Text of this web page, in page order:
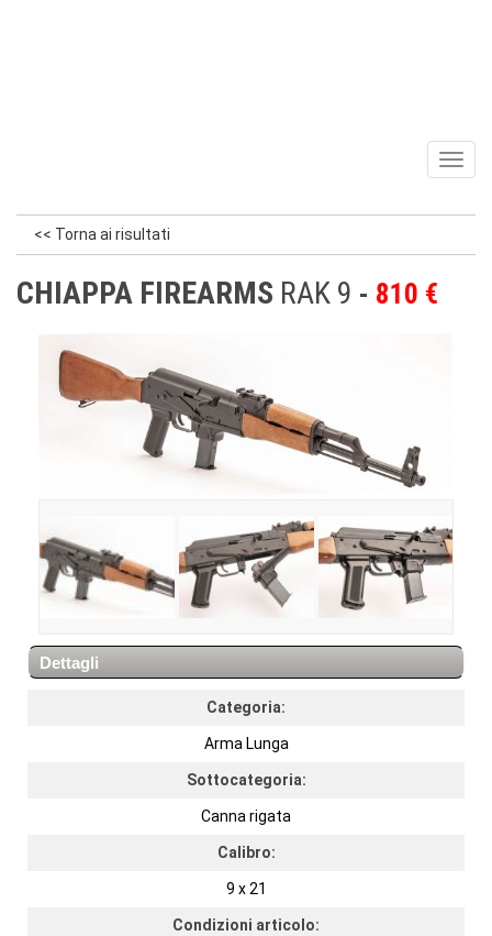
<< Torna ai risultati
CHIAPPA FIREARMS RAK 9 810 €
Dettagli
Categoria:
Arma Lunga
Sottocategoria:
Canna rigata
Calibro:
9 x 21
Condizioni articolo: